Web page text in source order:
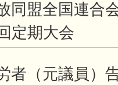
同盟全国連合
定期大会
者（元議員）